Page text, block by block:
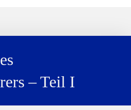
– Teil I